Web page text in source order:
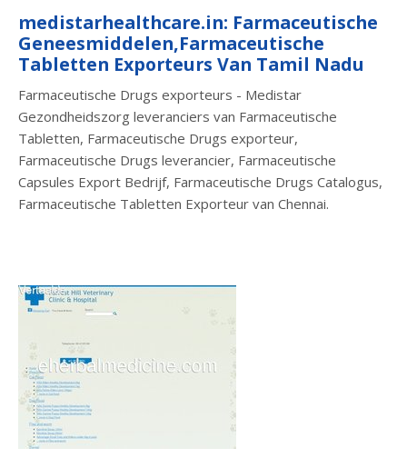
medistarhealthcare.in: Farmaceutische
Geneesmiddelen,Farmaceutische
Tabletten Exporteurs Van Tamil Nadu
Farmaceutische Drugs exporteurs - Medistar
Gezondheidszorg leveranciers van Farmaceutische
Tabletten, Farmaceutische Drugs exporteur,
Farmaceutische Drugs leverancier, Farmaceutische
Capsules Export Bedrijf, Farmaceutische Drugs Catalogus,
Farmaceutische Tabletten Exporteur van Chennai.